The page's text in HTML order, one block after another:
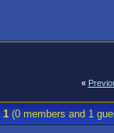
«
1(0 members and 1